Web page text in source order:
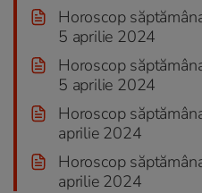
Horoscop
5 aprilie 2024
Horoscop
5 aprilie 2024
Horoscop
aprilie 2024
Horoscop
aprilie 2024